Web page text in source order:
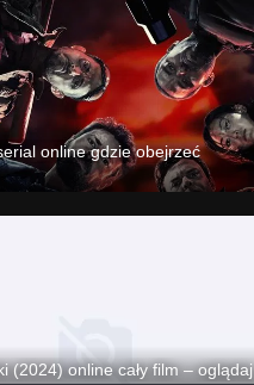
online gdzie obejrzeć
(2024) online cały film – oglądaj